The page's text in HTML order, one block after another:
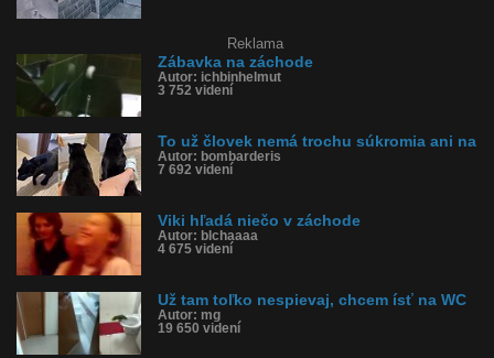
Reklama
Zábavka na záchode
Autor: ichbinhelmut
3 752 videní
To už človek nemá trochu súkromia ani na
Autor: bombarderis
7 692 videní
Viki hľadá niečo v záchode
Autor: blchaaaa
4 675 videní
Už tam toľko nespievaj, chcem ísť na WC
Autor: mg
19 650 videní